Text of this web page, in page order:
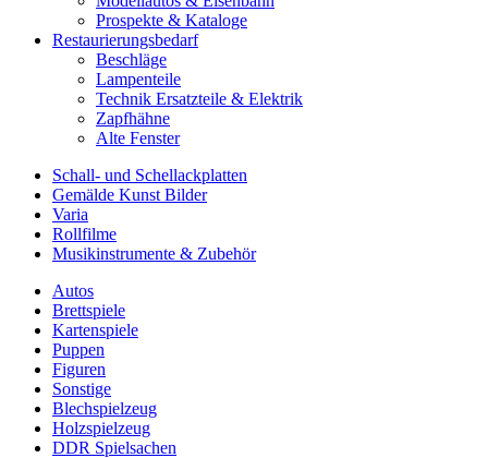
Prospekte & Kataloge
Restaurierungsbedarf
Beschläge
Lampenteile
Technik Ersatzteile & Elektrik
Zapfhähne
Alte Fenster
Schall- und Schellackplatten
Gemälde Kunst Bilder
Varia
Rollfilme
Musikinstrumente & Zubehör
Autos
Brettspiele
Kartenspiele
Puppen
Figuren
Sonstige
Blechspielzeug
Holzspielzeug
DDR Spielsachen